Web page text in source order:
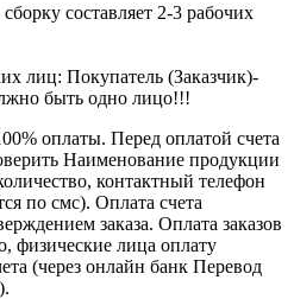
составляет 2-3 рабочих
лиц: Покупатель (Заказчик)-
быть одно лицо!!!
оплаты. Перед оплатой счета
Наименование продукции
контактный телефон
по смс). Оплата счета
заказа. Оплата заказов
физические лица оплату
(через онлайн банк Перевод